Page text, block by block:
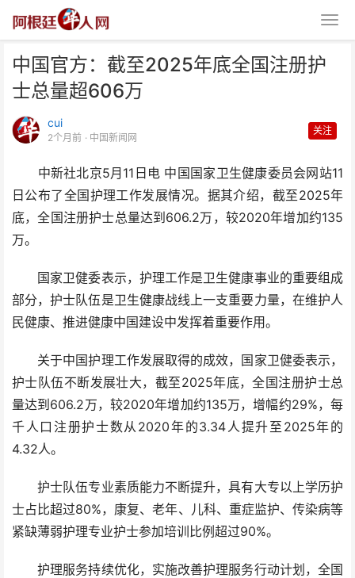
中国官方：截至2025年底全国注册护
士总量超606万
cui
2个月前 · 中国新闻网
关注
中新社北京5月11日电 中国国家卫生健康委员会网站11
日公布了全国护理工作发展情况。据其介绍，截至2025年
底，全国注册护士总量达到606.2万，较2020年增加约135
万。
国家卫健委表示，护理工作是卫生健康事业的重要组成
部分，护士队伍是卫生健康战线上一支重要力量，在维护人
民健康、推进健康中国建设中发挥着重要作用。
关于中国护理工作发展取得的成效，国家卫健委表示，
护士队伍不断发展壮大，截至2025年底，全国注册护士总
量达到606.2万，较2020年增加约135万，增幅约29%，每
千人口注册护士数从2020年的3.34人提升至2025年的
4.32人。
护士队伍专业素质能力不断提升，具有大专以上学历护
士占比超过80%，康复、老年、儿科、重症监护、传染病等
紧缺薄弱护理专业护士参加培训比例超过90%。
护理服务持续优化，实施改善护理服务行动计划，全国
中国官方：截至2025年底全国注
册护士总量超606万